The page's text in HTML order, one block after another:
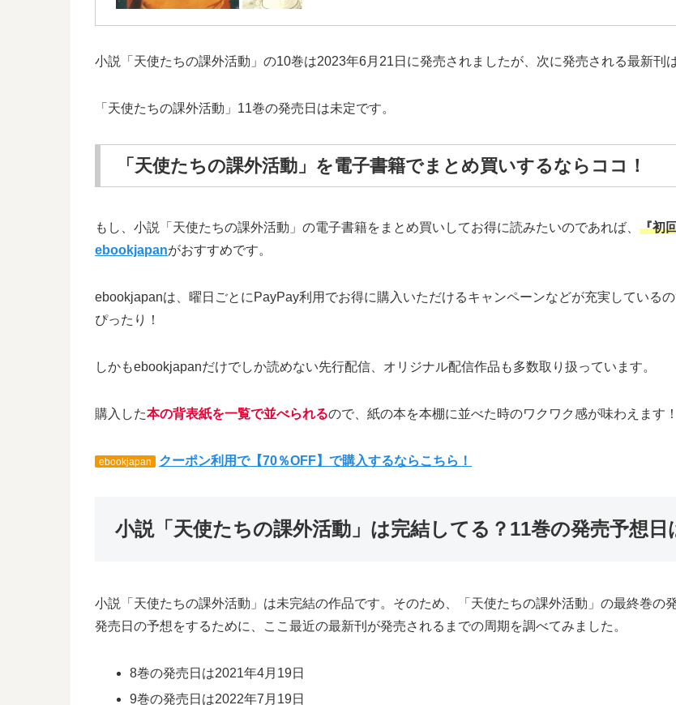
小説「天使たちの課外活動」の10巻は2023年6月21日に発売されましたが、次に発売される最新刊
「天使たちの課外活動」11巻の発売日は未定です。
「天使たちの課外活動」を電子書籍でまとめ買いするならココ！
もし、小説「天使たちの課外活動」の電子書籍をまとめ買いしてお得に読みたいのであれば、 『初
ebookjapanがおすすめです。
ebookjapanは、曜日ごとにPayPay利用でお得に購入いただけるキャンペーンなどが充実している
ぴったり！
しかもebookjapanだけでしか読めない先行配信、オリジナル配信作品も多数取り扱っています。
購入した本の背表紙を一覧で並べられるので、紙の本を本棚に並べた時のワクワク感が味わえます！
ebookjapan クーポン利用で【70％OFF】で購入するならこちら！
小説「天使たちの課外活動」は完結してる？11巻の発売予想日
小説「天使たちの課外活動」は未完結の作品です。そのため、「天使たちの課外活動」の最終巻の
発売日の予想をするために、ここ最近の最新刊が発売されるまでの周期を調べてみました。
8巻の発売日は2021年4月19日
9巻の発売日は2022年7月19日